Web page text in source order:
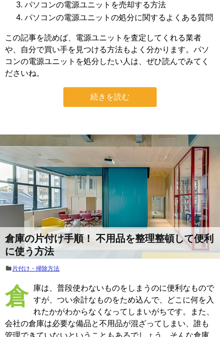
パソコンの電源ユニットを売却する方法
パソコンの電源ユニットの処分に関するよくある質問
この記事を読めば、電源ユニットを査定してくれる業者
や、自分で買い手を見つける方法もよく分かります。パソ
コンの電源ユニットを処分したい人は、ぜひ読んでみてく
ださいね。
続きを読む
倉庫の片付け手順！ 不用品を整理整頓して便利
に使う方法
片付け・掃除方法
倉庫は、普段使わないものをしまうのに便利なもので すが、つい余計なものをため込んで、どこに何を入
れたかがわからなくなってしまいがちです。また、
会社の倉庫は必要な備品と不用品が混ざってしまい、誰も